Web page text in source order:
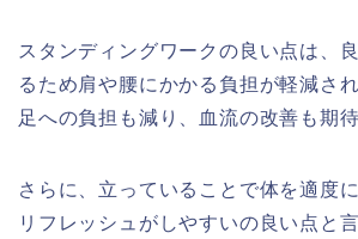
スタンディングワークの良い点は、
るため肩や腰にかかる負担が軽減さ
足への負担も減り、血流の改善も期待
さらに、立っていることで体を適度
リフレッシュがしやすいの良い点と